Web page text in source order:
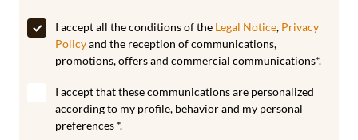
I accept all the conditions of the Legal Notice, Privacy
Policyand the reception of communications,
promotions, offers and commercial communications*.
I accept that these communications are personalized
according to my profile, behavior and my personal
preferences *.